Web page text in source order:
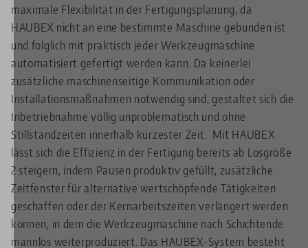
maximale Flexibilität in der Fertigungsplanung, da
HAUBEX nicht an eine bestimmte Maschine gebunden ist
und folglich mit praktisch jeder Werkzeugmaschine
automatisiert gefertigt werden kann. Da keinerlei
zusätzliche maschinenseitige Kommunikation oder
Installationsmaßnahmen notwendig sind, gestaltet sich die
Inbetriebnahme völlig unproblematisch und ohne
Stillstandzeiten innerhalb kürzester Zeit. Mit HAUBEX
lässt sich die Effizienz in der Fertigung bereits ab Losgröße
2 steigern, indem Pausen produktiv gefüllt, zusätzliche
Zeitfenster für alternative wertschöpfende Tätigkeiten
geschaffen oder der Kernarbeitszeiten verlängert werden
können, in dem die Werkzeugmaschine nach Schichtende
mannlos weiterproduziert. Das HAUBEX-System besteht